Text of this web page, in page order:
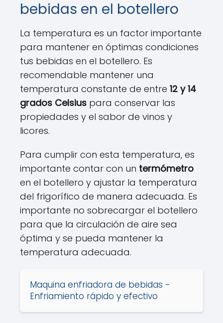
bebidas en el botellero
La temperatura es un factor importante
para mantener en óptimas condiciones
tus bebidas en el botellero. Es
recomendable mantener una
temperatura constante de entre 12 y 14
grados Celsius para conservar las
propiedades y el sabor de vinos y
licores.
Para cumplir con esta temperatura, es
importante contar con un termómetro
en el botellero y ajustar la temperatura
del frigorífico de manera adecuada. Es
importante no sobrecargar el botellero
para que la circulación de aire sea
óptima y se pueda mantener la
temperatura adecuada.
Maquina enfriadora de bebidas -
Enfriamiento rápido y efectivo